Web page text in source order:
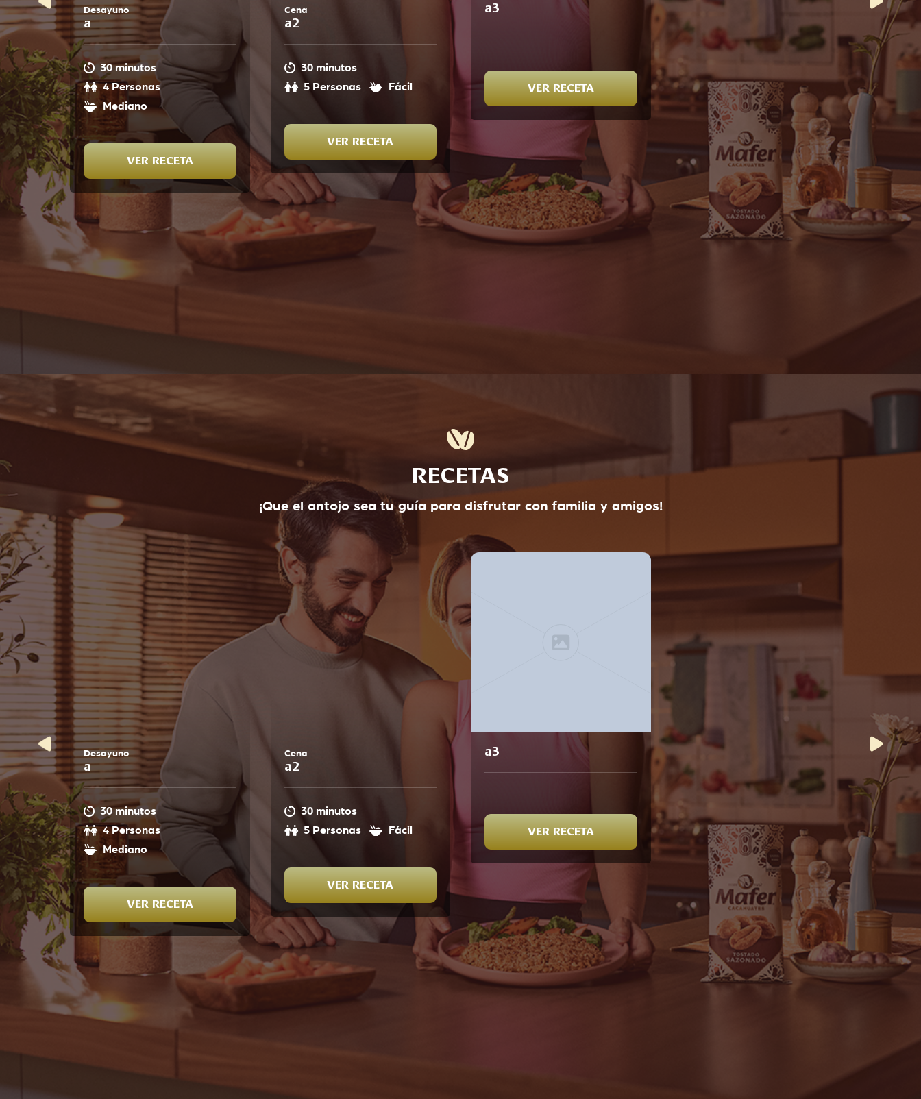
Desayuno
a
30 minutos
4 Personas
Mediano
VER RECETA
Cena
a2
30 minutos
5 Personas
Fácil
VER RECETA
a3
VER RECETA
RECETAS
¡Que el antojo sea tu guía para disfrutar con familia y amigos!
Desayuno
a
30 minutos
4 Personas
Mediano
VER RECETA
Cena
a2
30 minutos
5 Personas
Fácil
VER RECETA
a3
VER RECETA